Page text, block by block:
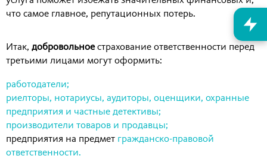
что самое главное, репутационных потерь.
Итак, добровольноестрахование ответственности перед
третьими лицами могут оформить:
работодатели;
риелторы, нотариусы, аудиторы, оценщики, охранные
предприятия и частные детективы;
производители товаров и продавцы;
предприятия на предмет гражданско-правовой
ответственности.